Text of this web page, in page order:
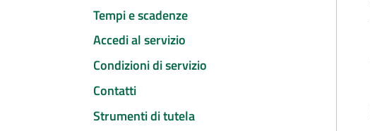
Tempi e scadenze
Accedi al servizio
Condizioni di servizio
Contatti
Strumenti di tutela